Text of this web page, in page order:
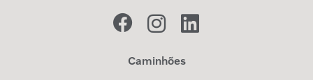
Caminhões